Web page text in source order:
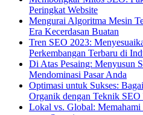
Peringkat Website
Mengurai Algoritma Mesin
Era Kecerdasan Buatan
Tren SEO 2023:
Perkembangan Terbaru di
Di Atas Pesaing: Menyusun
Mendominasi Pasar Anda
Optimasi untuk Sukses:
Organik dengan Teknik SEO
Lokal vs. Global: Memahami